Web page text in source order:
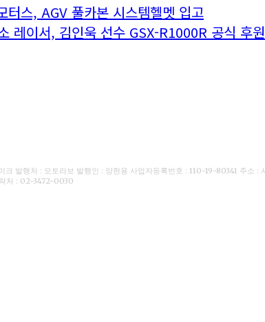
터스, AGV 풀카본 시스템헬멧 입고
레이서, 김인욱 선수 GSX-R1000R 공식 후원
크 발행처 : 모토라보 발행인 : 양현용 사업자등록번호 : 110-19-80341 주소 :
처 : 02-3472-0030